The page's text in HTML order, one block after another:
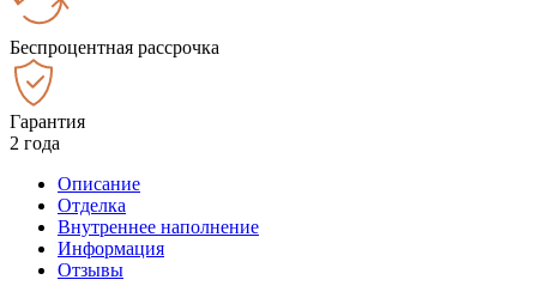
Беспроцентная рассрочка
Гарантия
2 года
Описание
Отделка
Внутреннее наполнение
Информация
Отзывы